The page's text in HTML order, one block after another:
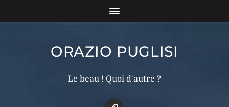
ORAZIO PUGLISI
Le beau ! Quoi d'autre ?